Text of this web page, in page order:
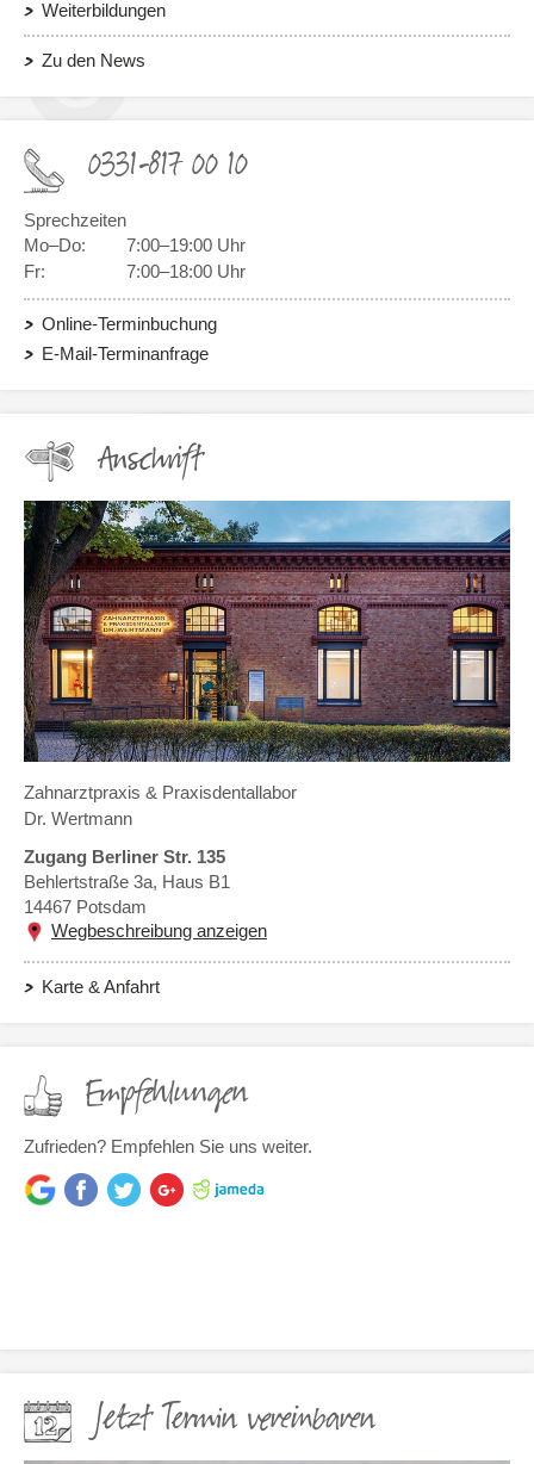
Weiterbildungen
Zu den News
0331-817 00 10
Sprechzeiten
Mo–Do:
7:00–19:00 Uhr
Fr:
7:00–18:00 Uhr
Online-Terminbuchung
E-Mail-Terminanfrage
Anschrift
Zahnarztpraxis & Praxisdentallabor
Dr. Wertmann
Zugang Berliner Str. 135
Behlertstraße 3a, Haus B1
14467 Potsdam
Wegbeschreibung anzeigen
Karte & Anfahrt
Empfehlungen
Zufrieden? Empfehlen Sie uns weiter.
Jetzt Termin vereinbaren